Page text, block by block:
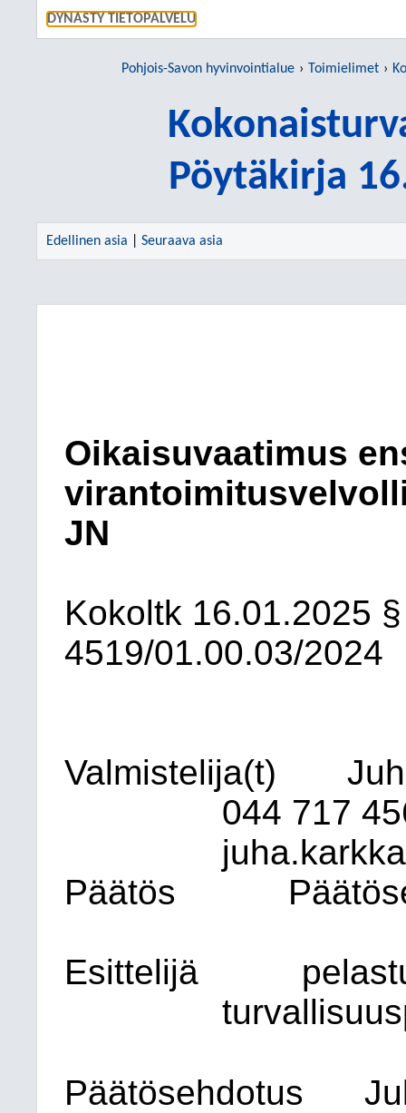
DYNASTY TIETOPALVELU
Pohjois-Savon hyvinvointialue Toimielimet
Pöytäkirja
Edellinen asia Seuraava asia
Oikaisuvaatimus
JN
Kokoltk 16.01.2025
4519/01.00.03/2024
Valmistelija(t)
044 717
Päätös
Esittelijä
Päätösehdotus